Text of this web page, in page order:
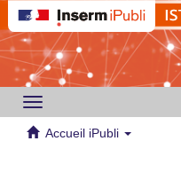
Toggle
navigation
Accueil iPubli